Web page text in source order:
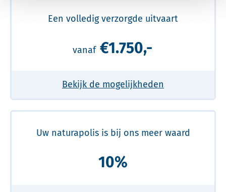
Een volledig verzorgde uitvaart
vanaf €1.750,-
Bekijk de mogelijkheden
Uw naturapolis is bij ons meer waard
10%